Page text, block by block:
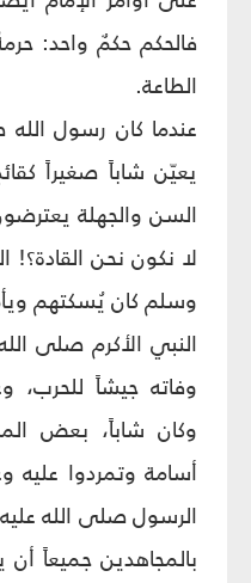
فالحكم حكمٌ واحد:
الطاعة.
عندما كان رسول
يعيّن شاباً صغيراً
السن والجهلة
لا نكون نحن القادة؟!
وسلم كان يُسكتهم
النبي الأكرم صلى
وفاته جيشاً للحرب،
وكان شاباً، بعض
أسامة وتمردوا عليه
الرسول صلى الله
بالمجاهدين جميعاً أن